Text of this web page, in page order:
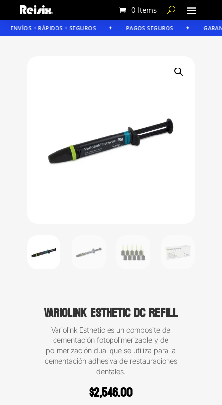
0 Items
ENVÍOS + RÁPIDOS + SEGUROS PAGOS SEGUROS
Variolink Esthetic DC Refill
Variolink Esthetic es un composite de
cementación fotopolimerizable y de
polimerización dual que se utiliza para la
cementación adhesiva de restauraciones
dentales.
$2,546.00